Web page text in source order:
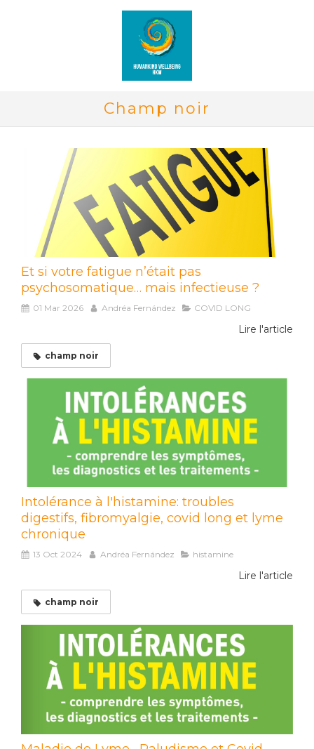
Champ noir
Et si votre fatigue n’était pas
psychosomatique… mais infectieuse ?
01 Mar 2026 Andréa Fernández COVID LONG
Lire l'article
champ noir
Intolérance à l'histamine: troubles
digestifs, fibromyalgie, covid long et lyme
chronique
13 Oct 2024 Andréa Fernández histamine
Lire l'article
champ noir